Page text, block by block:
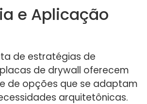
e Aplicação
de estratégias de
de drywall oferecem
de opções que se adaptam
arquitetônicas.